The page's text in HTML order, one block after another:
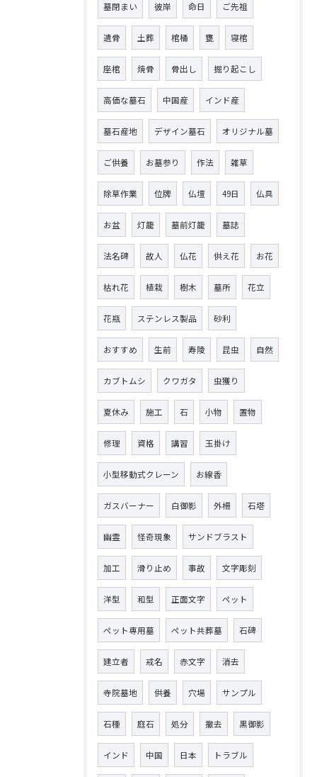
墓閉まい 彼岸 命日 ご先祖
遺骨 土葬 棺桶 甕 寝棺
座棺 焼骨 骨出し 掘り起こし
高価な墓石 中国産 インド産
墓石産地 デザイン墓石 オリジナル墓
ご供養 お墓参り 作法 雑草
除草作業 位牌 仏壇 49日 仏具
お盆 灯籠 墓前灯籠 墓誌
法名碑 故人 仏花 供え花 お花
枯れ花 植栽 樹木 墓所 花立
花瓶 ステンレス製品 砂利
おすすめ 生前 寿陵 昆虫 自然
カブトムシ クワガタ 虫獲り
夏休み 施工 石 小物 置物
修理 資格 講習 玉掛け
小型移動式クレーン お線香
ガスバーナー 白御影 外柵 石塔
幽霊 怪奇現象 サンドブラスト
加工 滑り止め 事故 文字彫刻
洋型 和型 正面文字 ペット
ペット専用墓 ペット共葬墓 石碑
建立者 戒名 赤文字 消去
寺院墓地 供養 穴場 サンプル
石種 庭石 処分 撤去 黒御影
インド 中国 日本 トラブル